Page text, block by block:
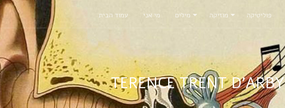
עמוד הבית מי אני מילים מוזיקה פוליטיקה
TERENCE TRENT D’ARBY